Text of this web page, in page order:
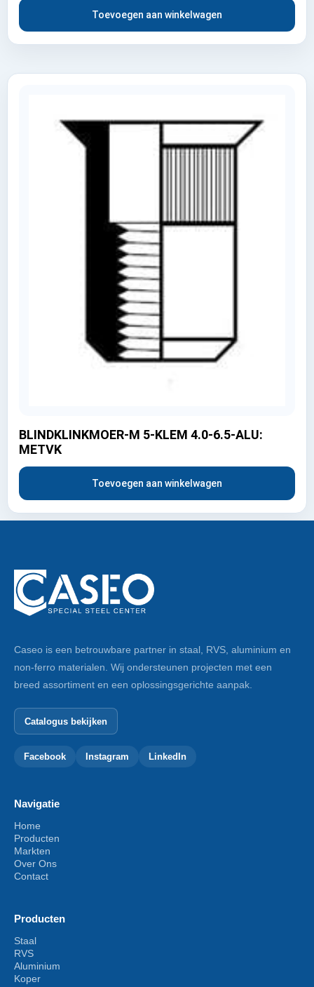
Toevoegen aan winkelwagen
BLINDKLINKMOER-M 5-KLEM 4.0-6.5-ALU:
METVK
Toevoegen aan winkelwagen
Caseo is een betrouwbare partner in staal, RVS, aluminium en
non-ferro materialen. Wij ondersteunen projecten met een
breed assortiment en een oplossingsgerichte aanpak.
Catalogus bekijken
Facebook Instagram LinkedIn
Navigatie
Home
Producten
Markten
Over Ons
Contact
Producten
Staal
RVS
Aluminium
Koper